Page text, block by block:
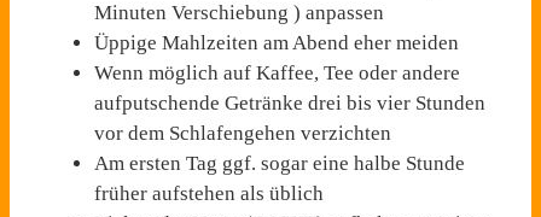
Minuten Verschiebung ) anpassen
Üppige Mahlzeiten am Abend eher meiden
Wenn möglich auf Kaffee, Tee oder andere
aufputschende Getränke drei bis vier Stunden
vor dem Schlafengehen verzichten
Am ersten Tag ggf. sogar eine halbe Stunde
früher aufstehen als üblich